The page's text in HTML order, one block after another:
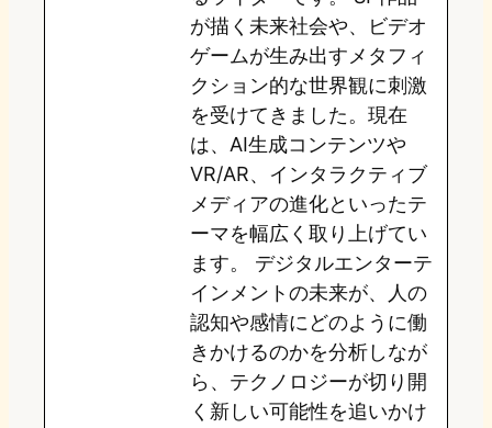
が描く未来社会や、ビデオ
ゲームが生み出すメタフィ
クション的な世界観に刺激
を受けてきました。現在
は、AI生成コンテンツや
VR/AR、インタラクティブ
メディアの進化といったテ
ーマを幅広く取り上げてい
ます。 デジタルエンターテ
インメントの未来が、人の
認知や感情にどのように働
きかけるのかを分析しなが
ら、テクノロジーが切り開
く新しい可能性を追いかけ